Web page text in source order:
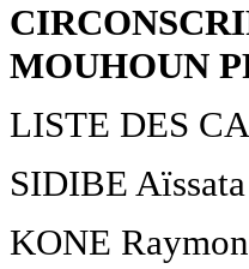
MOUHOUN
LISTE DES
SIDIBE
KONE